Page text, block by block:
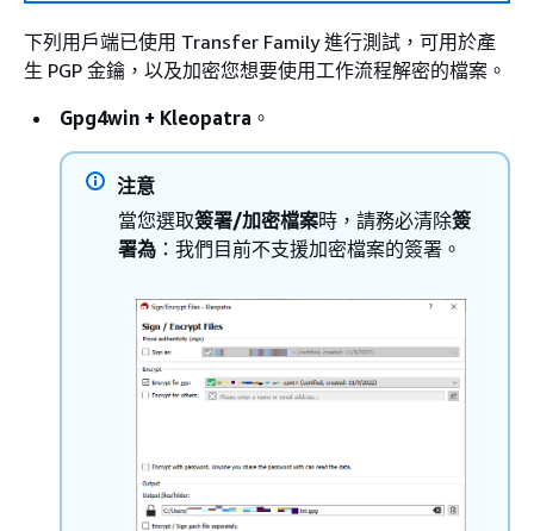
下列用戶端已使用 Transfer Family 進行測試，可用於產
生 PGP 金鑰，以及加密您想要使用工作流程解密的檔案。
Gpg4win + Kleopatra 。
注意
當您選取簽署/加密檔案時，請務必清除簽
署為 ：我們目前不支援加密檔案的簽署。